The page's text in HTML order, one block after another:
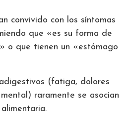
convivido con los síntomas
que «es su forma de
o que tienen un «estómago
(fatiga, dolores
raramente se asocian